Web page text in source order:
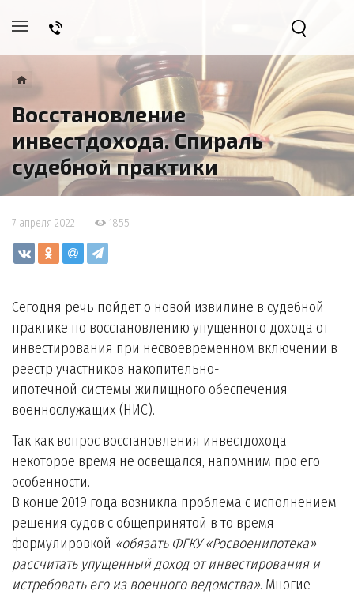
Восстановление
инвестдохода. Спираль
судебной практики
7 апреля 2022 1855
Сегодня речь пойдет о новой извилине в судебной
практике по восстановлению упущенного дохода от
инвестирования при несвоевременном включении в
реестр участников накопительно-
ипотечной системы жилищного обеспечения
военнослужащих (НИС).
Так как вопрос восстановления инвестдохода
некоторое время не освещался, напомним про его
особенности.
В конце 2019 года возникла проблема с исполнением
решения судов с общепринятой в то время
формулировкой «обязать ФГКУ «Росвоенипотека»
рассчитать упущенный доход от инвестирования и
истребовать его из военного ведомства». Многие